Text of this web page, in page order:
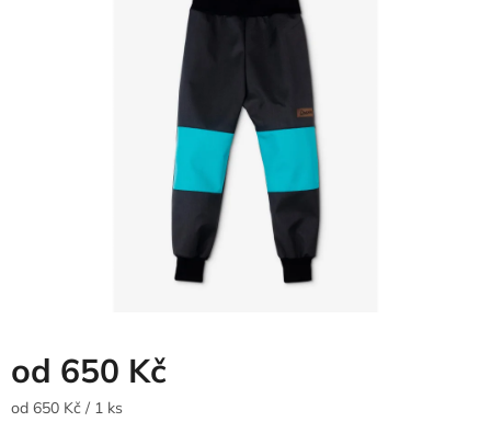
od 650 Kč
Měrná
od 650 Kč / 1 ks